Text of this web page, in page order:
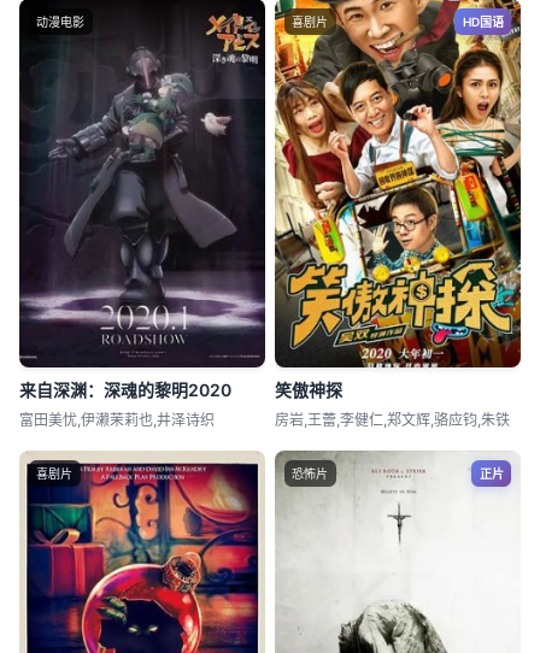
动漫电影
来自深渊：深魂的黎明2020
富田美忧,伊濑茉莉也,井泽诗织
喜剧片 HD国语
笑傲神探
房岩,王蕾,李健仁,郑文辉,骆应钧,朱铁
喜剧片 恐怖片 正片